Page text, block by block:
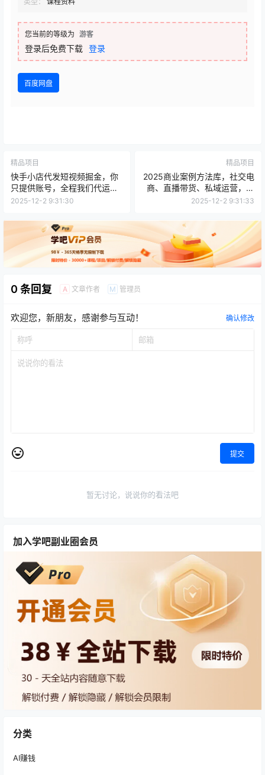
您当前的等级为 游客
登录后免费下载 登录
百度网盘
精品项目
快手小店代发短视频掘金，你
只提供账号，全程我们代运
营，单号日入300+轻轻松松
2025-12-2 9:31:30
精品项目
2025商业案例方法库，社交电
商、直播带货、私域运营，拆
解200+案例助力年营收破亿
2025-12-2 9:31:33
0 条回复 A 文章作者 M 管理员
欢迎您，新朋友，感谢参与互动！ 确认修改
提交
暂无讨论，说说你的看法吧
加入学吧副业圈会员
分类
AI赚钱